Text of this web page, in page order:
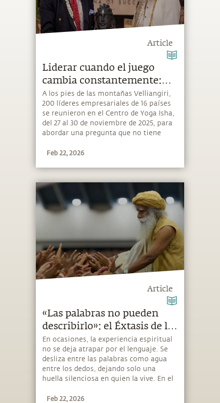
Article
Liderar cuando el juego
cambia constantemente:
INSIGHT 2025
A los pies de las montañas Velliangiri,
200 líderes empresariales de 16 países
se reunieron en el Centro de Yoga Isha,
del 27 al 30 de noviembre de 2025, para
abordar una pregunta que no tiene
liderazgo cuando las reglas cambian
Feb 22, 2026
Article
«Las palabras no pueden
describirlo»: el Éxtasis de la
Iluminación de Sadhguru
conmueve profundamente
a los buscadores desde San
Francisco hasta Londres
En ocasiones, la experiencia espiritual
no se deja atrapar por el lenguaje. Se
desliza entre las palabras como agua
entre los dedos, dejando solo una
huella silenciosa en quien la vive. En el
la Iluminación», guiado por Sadhguru y
Feb 22, 2026